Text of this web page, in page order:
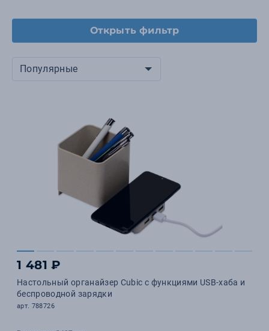
Открыть фильтр
Популярные
1 481 ₽
Настольный органайзер Cubic с функциями USB-хаба и
беспроводной зарядки
арт. 788726